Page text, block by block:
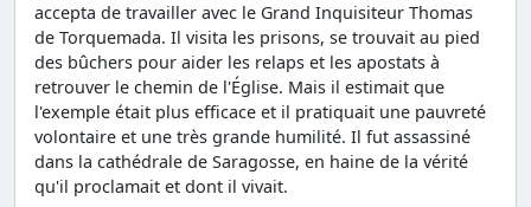
accepta de travailler avec le Grand Inquisiteur Thomas
de Torquemada. Il visita les prisons, se trouvait au pied
des bûchers pour aider les relaps et les apostats à
retrouver le chemin de l'Église. Mais il estimait que
l'exemple était plus efficace et il pratiquait une pauvreté
volontaire et une très grande humilité. Il fut assassiné
dans la cathédrale de Saragosse, en haine de la vérité
qu'il proclamait et dont il vivait.